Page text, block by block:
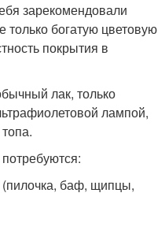
зарекомендовали
только богатую цветовую
покрытия в
лак, только
лампой,
баф, щипцы,